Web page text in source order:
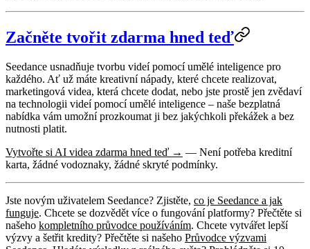
Začněte tvořit zdarma hned teď
Seedance usnadňuje tvorbu videí pomocí umělé inteligence pro
každého. Ať už máte kreativní nápady, které chcete realizovat,
marketingová videa, která chcete dodat, nebo jste prostě jen zvědaví
na technologii videí pomocí umělé inteligence – naše bezplatná
nabídka vám umožní prozkoumat ji bez jakýchkoli překážek a bez
nutnosti platit.
Vytvořte si AI videa zdarma hned teď → — Není potřeba kreditní
karta, žádné vodoznaky, žádné skryté podmínky.
Jste novým uživatelem Seedance? Zjistěte, co je Seedance a jak
funguje. Chcete se dozvědět více o fungování platformy? Přečtěte si
našeho kompletního průvodce používáním. Chcete vytvářet lepší
výzvy a šetřit kredity? Přečtěte si našeho Průvodce výzvami